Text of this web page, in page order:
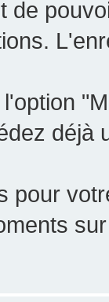
de
déjà
pour